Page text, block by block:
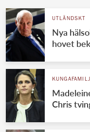
UTLÄNDSKT
Nya
hovet
Chris